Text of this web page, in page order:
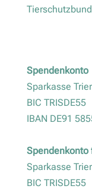
Spendenkonto
Sparkasse Trier
BIC TRISDE55
IBAN DE91
Spendenkonto
Sparkasse Trier
BIC TRISDE55